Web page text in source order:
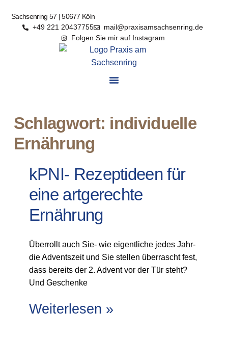
Sachsenring 57 | 50677 Köln
+49 221 20437755
mail@praxisamsachsenring.de
Folgen Sie mir auf Instagram
Schlagwort: individuelle
Ernährung
kPNI- Rezeptideen für
eine artgerechte
Ernährung
Überrollt auch Sie- wie eigentliche jedes Jahr-
die Adventszeit und Sie stellen überrascht fest,
dass bereits der 2. Advent vor der Tür steht?
Und Geschenke
Weiterlesen »